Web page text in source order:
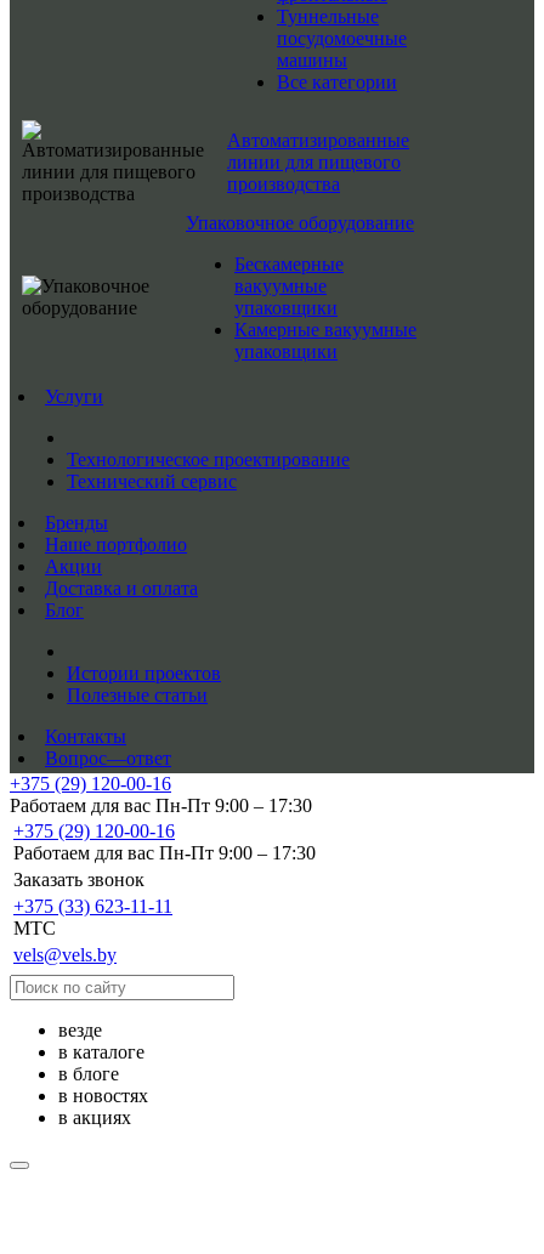
Туннельные
посудомоечные
машины
Все категории
Автоматизированные
линии для пищевого
производства
Упаковочное оборудование
Бескамерные
вакуумные
упаковщики
Камерные вакуумные
упаковщики
Услуги
Технологическое проектирование
Технический сервис
Бренды
Наше портфолио
Акции
Доставка и оплата
Блог
Истории проектов
Полезные статьи
Контакты
Вопрос—ответ
+375 (29) 120-00-16
Работаем для вас Пн-Пт 9:00 – 17:30
+375 (29) 120-00-16
Работаем для вас Пн-Пт 9:00 – 17:30
Заказать звонок
+375 (33) 623-11-11
MTC
vels@vels.by
везде
в каталоге
в блоге
в новостях
в акциях